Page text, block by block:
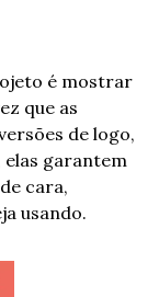
é mostrar
que as
de logo,
elas garantem
cara,
usando.